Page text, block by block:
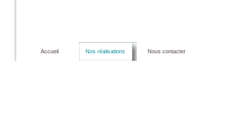
Accueil Nos réalisations Nous contacter